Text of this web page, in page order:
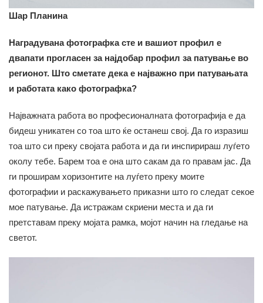
Шар Планина
Наградувана фотографка сте и вашиот профил е
двапати прогласен за најдобар профил за патување во
регионот. Што сметате дека е најважно при патувањата
и работата како фотографка?
Најважната работа во професионалната фотографија е да
бидеш уникатен со тоа што ќе останеш свој. Да го изразиш
тоа што си преку својата работа и да ги инспирираш луѓето
околу тебе. Барем тоа е она што сакам да го правам јас. Да
ги проширам хоризонтите на луѓето преку моите
фотографии и раскажувањето приказни што го следат секое
мое патување. Да истражам скриени места и да ги
претставам преку мојата рамка, мојот начин на гледање на
светот.